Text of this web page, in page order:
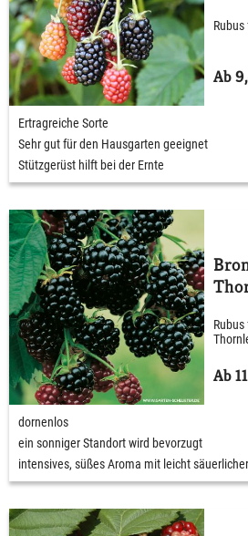
Ab
Ertragreiche Sorte
Sehr gut für den Hausgarten geeignet
Stützgerüst hilft bei der Ernte
Ab
dornenlos
ein sonniger Standort wird bevorzugt
intensives, süßes Aroma mit leicht